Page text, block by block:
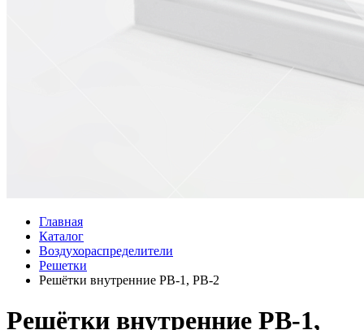
Главная
Каталог
Воздухораспределители
Решетки
Решётки внутренние РВ-1, РВ-2
Решётки внутренние РВ-1,